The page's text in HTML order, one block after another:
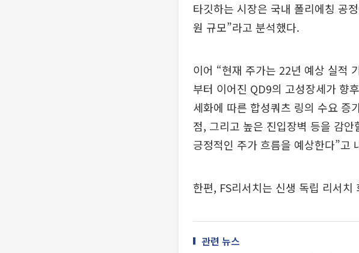
타깃하는 시장은 국내 폴리에칭 공
원 규모”라고 분석했다.
이어 “현재 주가는 22년 예상 실적
부터 이어진 QD9의 고성장세가 향
세화에 따른 합성쿼츠 링의 수요 증
점, 그리고 높은 진입장벽 등을 감
긍정적인 주가 흐름을 예상한다”고
한편, FS리서치는 신생 독립 리서치
관련 뉴스